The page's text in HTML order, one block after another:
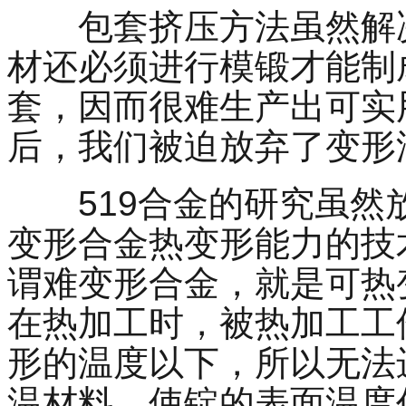
包套挤压方法虽然
材还必须进行模锻才能
套，因而很难生产出可
后，我们被迫放弃了变
519合金的研究虽然
变形合金热变形能力的
谓难变形合金，就是可
在热加工时，被热加工
形的温度以下，所以无